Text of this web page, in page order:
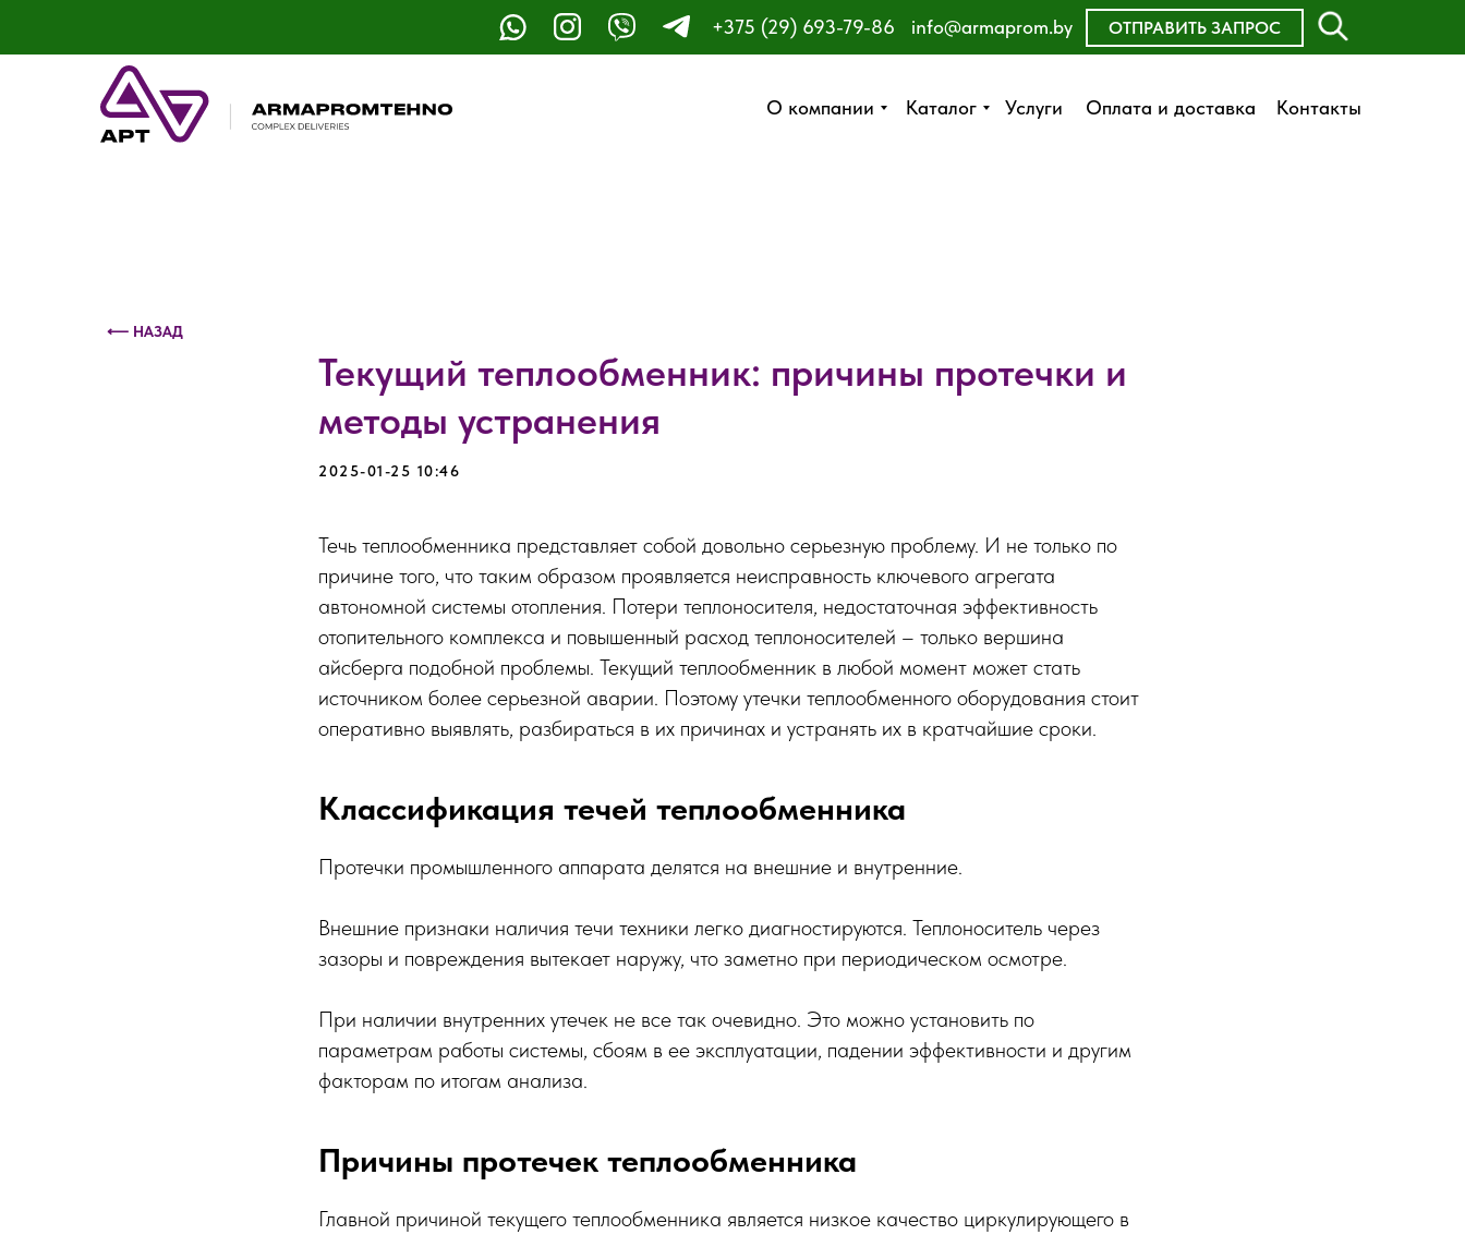
О компании Каталог Услуги Оплата и доставка Контакты
+375 (29) 693-79-86 ОТПРАВИТЬ ЗАПРОС
info@armaprom.by
О компании Каталог Услуги Оплата и доставка Контакты
ОСТАВИТЬ ЗАЯВКУ
ЗАКАЗАТЬ ЗВОНОК
⟵ НАЗАД
Текущий теплообменник: причины протечки и
методы устранения
2025-01-25 10:46
Течь теплообменника представляет собой довольно серьезную проблему. И не только по
причине того, что таким образом проявляется неисправность ключевого агрегата
автономной системы отопления. Потери теплоносителя, недостаточная эффективность
отопительного комплекса и повышенный расход теплоносителей – только вершина
айсберга подобной проблемы. Текущий теплообменник в любой момент может стать
источником более серьезной аварии. Поэтому утечки теплообменного оборудования стоит
оперативно выявлять, разбираться в их причинах и устранять их в кратчайшие сроки.
Классификация течей теплообменника
Протечки промышленного аппарата делятся на внешние и внутренние.
Внешние признаки наличия течи техники легко диагностируются. Теплоноситель через
зазоры и повреждения вытекает наружу, что заметно при периодическом осмотре.
При наличии внутренних утечек не все так очевидно. Это можно установить по
параметрам работы системы, сбоям в ее эксплуатации, падении эффективности и другим
факторам по итогам анализа.
Причины протечек теплообменника
Главной причиной текущего теплообменника является низкое качество циркулирующего в